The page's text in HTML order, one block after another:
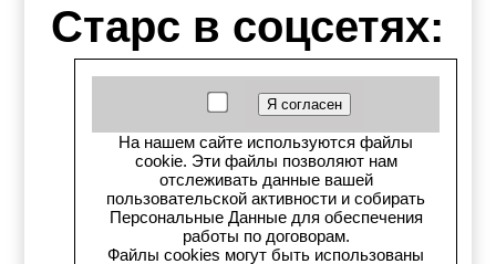
Старс в соцсетях:
Старс вКонтакте
Старс в YouTube
Телеграм-канал
Старс на Drom.ru
На нашем сайте используются файлы
cookie. Эти файлы позволяют нам
отслеживать данные вашей
пользовательской активности и собирать
Персональные Данные для обеспечения
работы по договорам.
Файлы cookies могут быть использованы